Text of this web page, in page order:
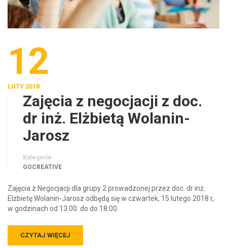
12
LUTY 2018
Zajęcia z negocjacji z doc.
dr inż. Elżbietą Wolanin-
Jarosz
Kategorie
GOCREATIVE
Zajęcia z Negocjacji dla grupy 2 prowadzonej przez doc. dr inż.
Elżbietę Wolanin-Jarosz odbędą się w czwartek, 15 lutego 2018 r,
w godzinach od 13.00. do do 18:00.
CZYTAJ WIĘCEJ